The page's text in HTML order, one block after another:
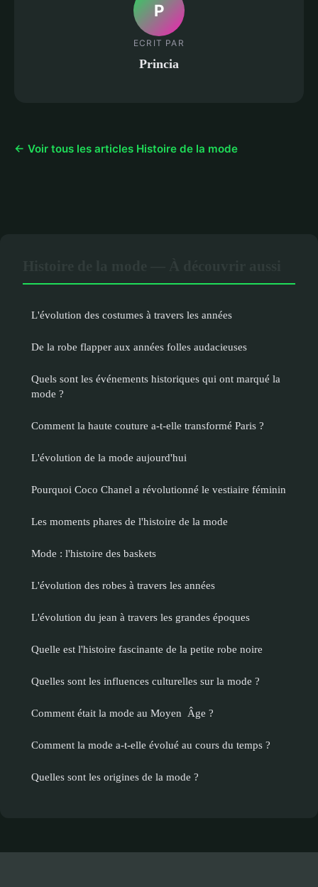
P
ECRIT PAR
Princia
← Voir tous les articles Histoire de la mode
L'évolution des costumes à travers les années
De la robe flapper aux années folles audacieuses
Quels sont les événements historiques qui ont marqué la
mode ?
Comment la haute couture a-t-elle transformé Paris ?
L'évolution de la mode aujourd'hui
Pourquoi Coco Chanel a révolutionné le vestiaire féminin
Les moments phares de l'histoire de la mode
Mode : l'histoire des baskets
L'évolution des robes à travers les années
L'évolution du jean à travers les grandes époques
Quelle est l'histoire fascinante de la petite robe noire
Quelles sont les influences culturelles sur la mode ?
Comment était la mode au Moyen Âge ?
Comment la mode a-t-elle évolué au cours du temps ?
Quelles sont les origines de la mode ?